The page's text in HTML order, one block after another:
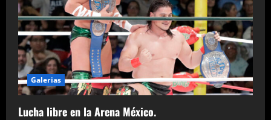
Galerias
Lucha libre en la Arena México.